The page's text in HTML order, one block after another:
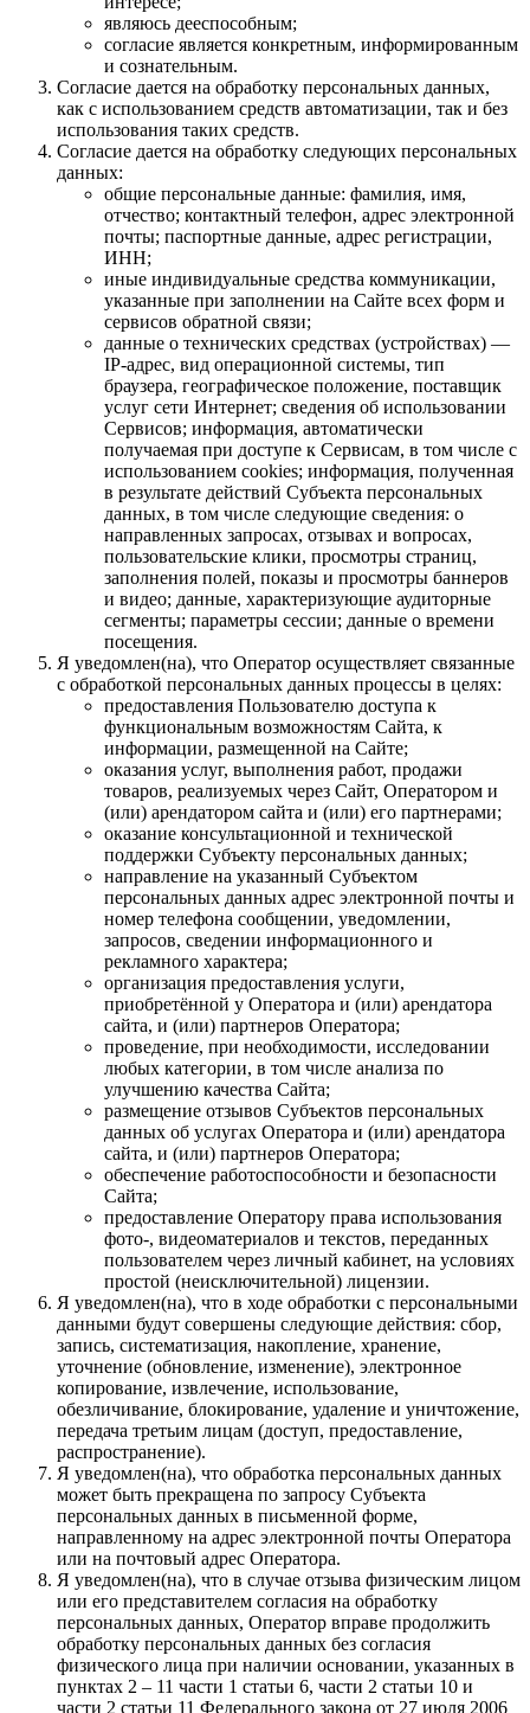
являюсь дееспособным;
согласие является конкретным, информированным
и сознательным.
Согласие дается на обработку персональных данных,
как с использованием средств автоматизации, так и без
использования таких средств.
Согласие дается на обработку следующих персональных
данных:
общие персональные данные: фамилия, имя,
отчество; контактный телефон, адрес электронной
почты; паспортные данные, адрес регистрации,
ИНН;
иные индивидуальные средства коммуникации,
указанные при заполнении на Сайте всех форм и
сервисов обратной связи;
данные о технических средствах (устройствах) —
IP-адрес, вид операционной системы, тип
браузера, географическое положение, поставщик
услуг сети Интернет; сведения об использовании
Сервисов; информация, автоматически
получаемая при доступе к Сервисам, в том числе с
использованием cookies; информация, полученная
в результате действий Субъекта персональных
данных, в том числе следующие сведения: о
направленных запросах, отзывах и вопросах,
пользовательские клики, просмотры страниц,
заполнения полей, показы и просмотры баннеров
и видео; данные, характеризующие аудиторные
сегменты; параметры сессии; данные о времени
посещения.
Я уведомлен(на), что Оператор осуществляет связанные
с обработкой персональных данных процессы в целях:
предоставления Пользователю доступа к
функциональным возможностям Сайта, к
информации, размещенной на Сайте;
оказания услуг, выполнения работ, продажи
товаров, реализуемых через Сайт, Оператором и
(или) арендатором сайта и (или) его партнерами;
оказание консультационной и технической
поддержки Субъекту персональных данных;
направление на указанный Субъектом
персональных данных адрес электронной почты и
номер телефона сообщении, уведомлении,
запросов, сведении информационного и
рекламного характера;
организация предоставления услуги,
приобретённой у Оператора и (или) арендатора
сайта, и (или) партнеров Оператора;
проведение, при необходимости, исследовании
любых категории, в том числе анализа по
улучшению качества Сайта;
размещение отзывов Субъектов персональных
данных об услугах Оператора и (или) арендатора
сайта, и (или) партнеров Оператора;
обеспечение работоспособности и безопасности
Сайта;
предоставление Оператору права использования
фото-, видеоматериалов и текстов, переданных
пользователем через личный кабинет, на условиях
простой (неисключительной) лицензии.
Я уведомлен(на), что в ходе обработки с персональными
данными будут совершены следующие действия: сбор,
запись, систематизация, накопление, хранение,
уточнение (обновление, изменение), электронное
копирование, извлечение, использование,
обезличивание, блокирование, удаление и уничтожение,
передача третьим лицам (доступ, предоставление,
распространение).
Я уведомлен(на), что обработка персональных данных
может быть прекращена по запросу Субъекта
персональных данных в письменной форме,
направленному на адрес электронной почты Оператора
или на почтовый адрес Оператора.
Я уведомлен(на), что в случае отзыва физическим лицом
или его представителем согласия на обработку
персональных данных, Оператор вправе продолжить
обработку персональных данных без согласия
физического лица при наличии основании, указанных в
пунктах 2 – 11 части 1 статьи 6, части 2 статьи 10 и
части 2 статьи 11 Федерального закона от 27 июля 2006